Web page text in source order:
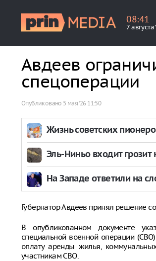
08:41
7 августа
Авдеев
спецоперации
Опубликовано 5 мая ‘26 11:50
Жизнь советских
Эль-Ниньо входит грозит
На Западе ответили на
Губернатор Авдеев принял решение
В опубликованном документе
специальной военной операции
оплату аренды жилья,
участникам СВО.